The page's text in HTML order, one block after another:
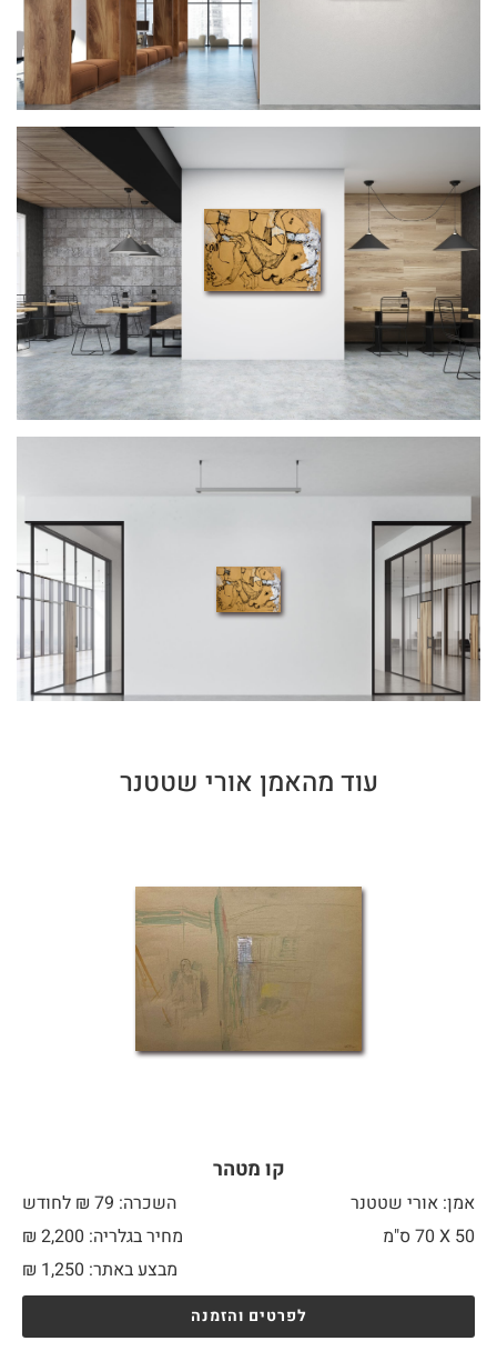
עוד מהאמן אורי שטטנר
קו מטהר
אמן: אורי שטטנר
השכרה: 79 ₪ לחודש
50 X
מחיר בגלריה: 2,200 ₪
מבצע באתר:
₪ 1,250
לפרטים והזמנה